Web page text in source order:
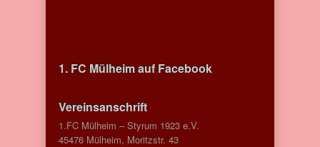
1. FC Mülheim auf Facebook
Vereinsanschrift
1.FC Mülheim – Styrum 1923 e.V.
45476 Mülheim, Moritzstr. 43